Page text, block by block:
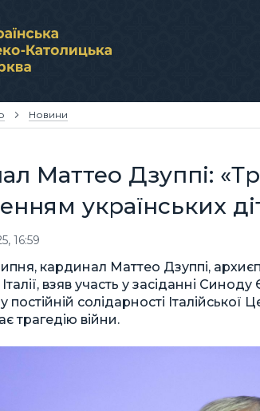
Новини
Маттео Дзуппі:
українських
16:59
кардинал Маттео Дзуппі,
взяв участь у засіданні
постійній солідарності
трагедію війни.